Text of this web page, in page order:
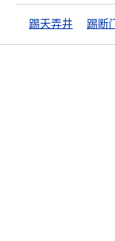
踢天弄井 踢断